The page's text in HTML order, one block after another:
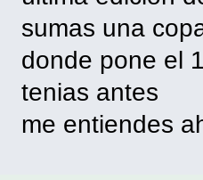
sumas una
donde pone el
tenias antes
me entiendes